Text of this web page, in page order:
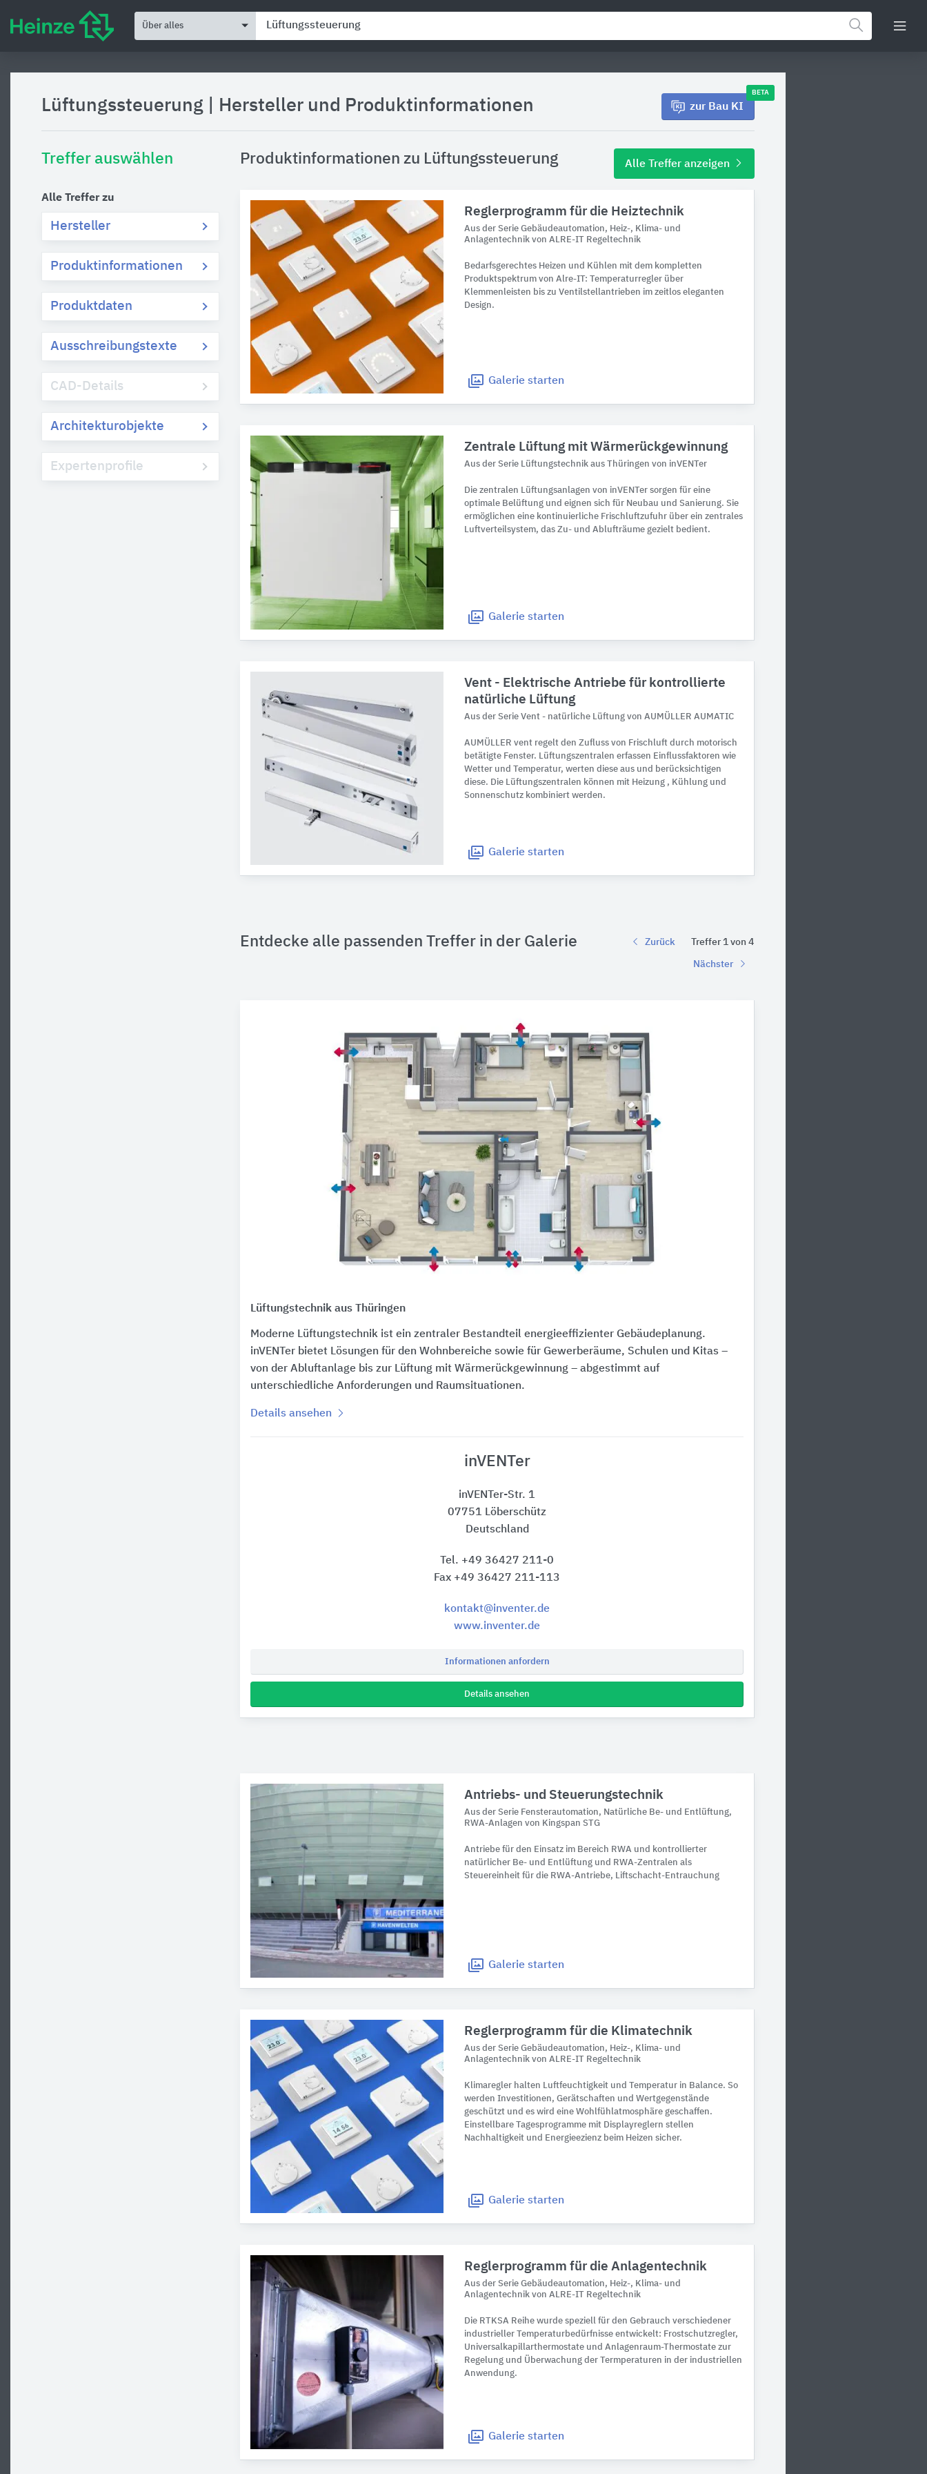
Über alles
Lüftungssteuerung Hersteller und Produktinformationen zur Bau KI
BETA
Treffer auswählen
Alle Treffer zu
Hersteller
Produktinformationen
Produktdaten
Ausschreibungstexte
CAD-Details
Architekturobjekte
Expertenprofile
Produktinformationen zu Lüftungssteuerung Alle Treffer anzeigen
Reglerprogramm für die Heiztechnik
Aus der Serie Gebäudeautomation, Heiz-, Klima- und
Anlagentechnik von ALRE-IT Regeltechnik
Bedarfsgerechtes Heizen und Kühlen mit dem kompletten
Produktspektrum von Alre-IT: Temperaturregler über
Klemmenleisten bis zu Ventilstellantrieben im zeitlos eleganten
Design.
Galerie starten
Zentrale Lüftung mit Wärmerückgewinnung
Aus der Serie Lüftungstechnik aus Thüringen von inVENTer
Die zentralen Lüftungsanlagen von inVENTer sorgen für eine
optimale Belüftung und eignen sich für Neubau und Sanierung. Sie
ermöglichen eine kontinuierliche Frischluftzufuhr über ein zentrales
Luftverteilsystem, das Zu- und Ablufträume gezielt bedient.
Galerie starten
Vent - Elektrische Antriebe für kontrollierte
natürliche Lüftung
Aus der Serie Vent - natürliche Lüftung von AUMÜLLER AUMATIC
AUMÜLLER vent regelt den Zufluss von Frischluft durch motorisch
betätigte Fenster. Lüftungszentralen erfassen Einflussfaktoren wie
Wetter und Temperatur, werten diese aus und berücksichtigen
diese. Die Lüftungszentralen können mit Heizung , Kühlung und
Sonnenschutz kombiniert werden.
Galerie starten
Entdecke alle passenden Treffer in der Galerie Zurück Treffer 1 von 4
Nächster
Lüftungstechnik aus Thüringen
Moderne Lüftungstechnik ist ein zentraler Bestandteil energieeffizienter Gebäudeplanung.
inVENTer bietet Lösungen für den Wohnbereiche sowie für Gewerberäume, Schulen und Kitas –
von der Abluftanlage bis zur Lüftung mit Wärmerückgewinnung – abgestimmt auf
unterschiedliche Anforderungen und Raumsituationen.
Details ansehen
inVENTer
inVENTer-Str. 1
07751 Löberschütz
Deutschland
Tel. +49 36427 211-0
Fax +49 36427 211-113
kontakt@inventer.de
www.inventer.de
Informationen anfordern
Details ansehen
Antriebs- und Steuerungstechnik
Aus der Serie Fensterautomation, Natürliche Be- und Entlüftung,
RWA-Anlagen von Kingspan STG
Antriebe für den Einsatz im Bereich RWA und kontrollierter
natürlicher Be- und Entlüftung und RWA-Zentralen als
Steuereinheit für die RWA-Antriebe, Liftschacht-Entrauchung
Galerie starten
Reglerprogramm für die Klimatechnik
Aus der Serie Gebäudeautomation, Heiz-, Klima- und
Anlagentechnik von ALRE-IT Regeltechnik
Klimaregler halten Luftfeuchtigkeit und Temperatur in Balance. So
werden Investitionen, Gerätschaften und Wertgegenstände
geschützt und es wird eine Wohlfühlatmosphäre geschaffen.
Einstellbare Tagesprogramme mit Displayreglern stellen
Nachhaltigkeit und Energieezienz beim Heizen sicher.
Galerie starten
Reglerprogramm für die Anlagentechnik
Aus der Serie Gebäudeautomation, Heiz-, Klima- und
Anlagentechnik von ALRE-IT Regeltechnik
Die RTKSA Reihe wurde speziell für den Gebrauch verschiedener
industrieller Temperaturbedürfnisse entwickelt: Frostschutzregler,
Universalkapillarthermostate und Anlagenraum-Thermostate zur
Regelung und Überwachung der Termperaturen in der industriellen
Anwendung.
Galerie starten